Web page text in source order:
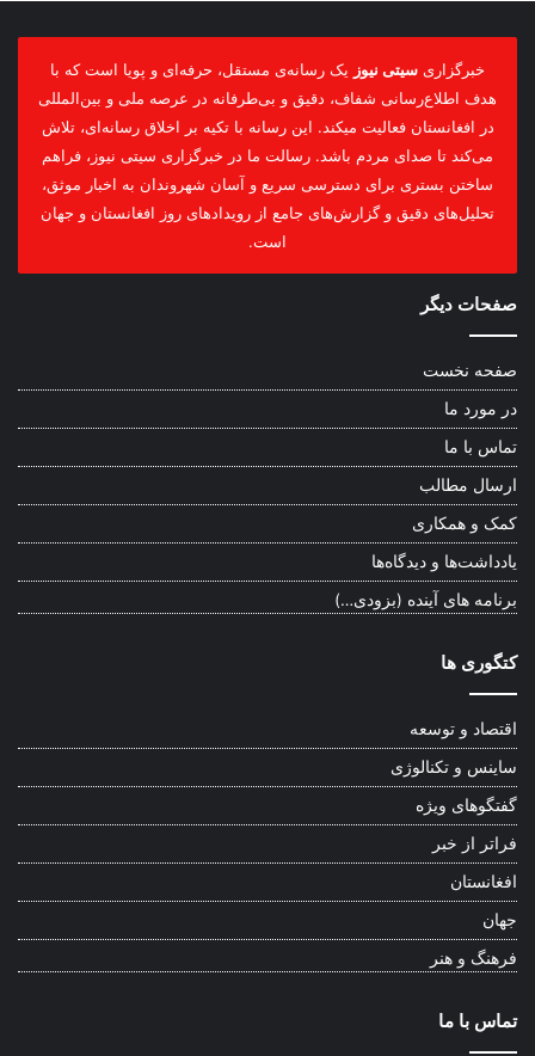
خبرگزاری سیتی نیوز یک رسانه‌ی مستقل، حرفه‌ای و پویا است که با
هدف اطلاع‌رسانی شفاف، دقیق و بی‌طرفانه در عرصه ملی و بین‌المللی
در افغانستان فعالیت میکند. این رسانه با تکیه بر اخلاق رسانه‌ای، تلاش
می‌کند تا صدای مردم باشد. رسالت ما در خبرگزاری سیتی نیوز، فراهم
ساختن بستری برای دسترسی سریع و آسان شهروندان به اخبار موثق،
تحلیل‌های دقیق و گزارش‌های جامع از رویدادهای روز افغانستان و جهان
است.
صفحات دیگر
صفحه نخست
در مورد ما
تماس با ما
ارسال مطالب
کمک و همکاری
یادداشت‌ها و دیدگاه‌ها
برنامه های آینده (بزودی…)
کتگوری ها
اقتصاد و توسعه
ساینس و تکنالوژی
گفتگوهای ویژه
فراتر از خبر
افغانستان
جهان
فرهنگ و هنر
تماس با ما